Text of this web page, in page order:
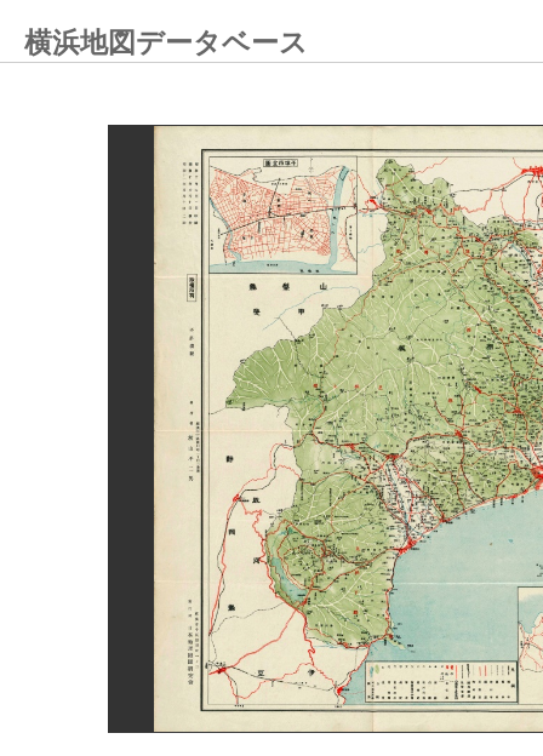
横浜地図データベース